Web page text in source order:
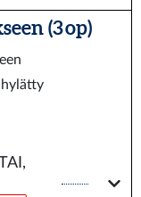
(3 op)